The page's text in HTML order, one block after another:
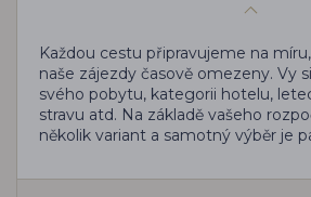
Každou cestu připravujeme na
naše zájezdy časově omezeny. Vy
svého pobytu, kategorii hotelu,
stravu atd. Na základě vašeho
několik variant a samotný výběr je